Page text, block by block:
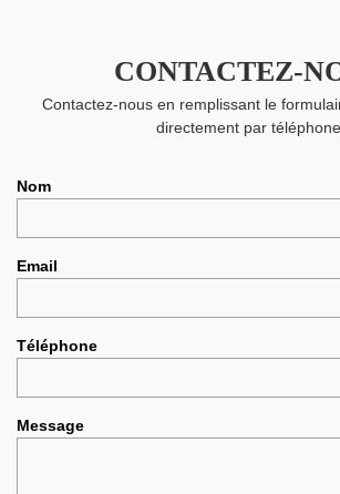
CONTACTEZ-
Contactez-nous en remplissant le
directement par téléphone
Nom
Email
Téléphone
Message